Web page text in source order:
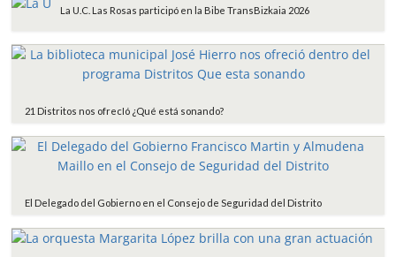
La U.C. Las Rosas participó en la Bibe TransBizkaia 2026
21 Distritos nos ofrecIó ¿Qué está sonando?
El Delegado del Gobierno en el Consejo de Seguridad del Distrito